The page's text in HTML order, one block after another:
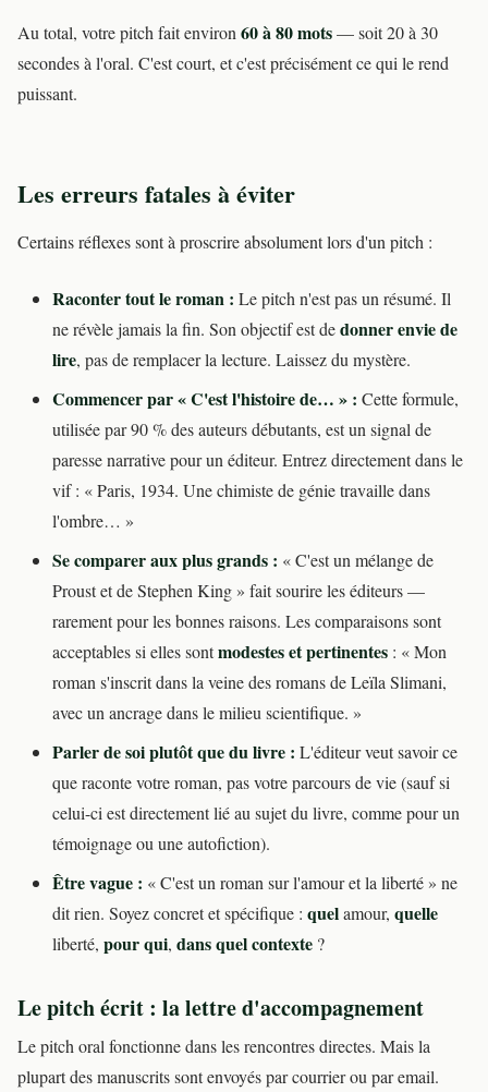
Au total, votre pitch fait environ60 à 80 mots— soit 20 à 30
secondes à l'oral. C'est court, et c'est précisément ce qui le rend
puissant.
Les erreurs fatales à éviter
Certains réflexes sont à proscrire absolument lors d'un pitch :
Raconter tout le roman : Le pitch n'est pas un résumé. Il
ne révèle jamais la fin. Son objectif est dedonner envie de
lire, pas de remplacer la lecture. Laissez du mystère.
Commencer par « C'est l'histoire de… » : Cette formule,
utilisée par 90 % des auteurs débutants, est un signal de
paresse narrative pour un éditeur. Entrez directement dans le
vif : « Paris, 1934. Une chimiste de génie travaille dans
l'ombre… »
Se comparer aux plus grands : « C'est un mélange de
Proust et de Stephen King » fait sourire les éditeurs —
rarement pour les bonnes raisons. Les comparaisons sont
acceptables si elles sontmodestes et pertinentes : « Mon
roman s'inscrit dans la veine des romans de Leïla Slimani,
avec un ancrage dans le milieu scientifique. »
Parler de soi plutôt que du livre : L'éditeur veut savoir ce
que raconte votre roman, pas votre parcours de vie (sauf si
celui-ci est directement lié au sujet du livre, comme pour un
témoignage ou une autofiction).
Être vague : « C'est un roman sur l'amour et la liberté » ne
dit rien. Soyez concret et spécifique : quelamour, quelle
liberté, pour qui, dans quel contexte ?
Le pitch écrit : la lettre d'accompagnement
Le pitch oral fonctionne dans les rencontres directes. Mais la
plupart des manuscrits sont envoyés par courrier ou par email.